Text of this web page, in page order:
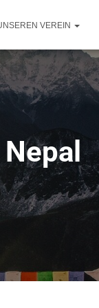
VEREIN